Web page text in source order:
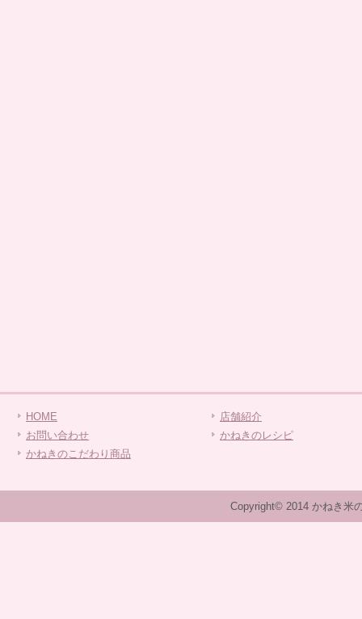
HOME
お問い合わせ
かねきのこだわり商品
店舗紹介
かねきのレシピ
Copyright© 2014 かねき米